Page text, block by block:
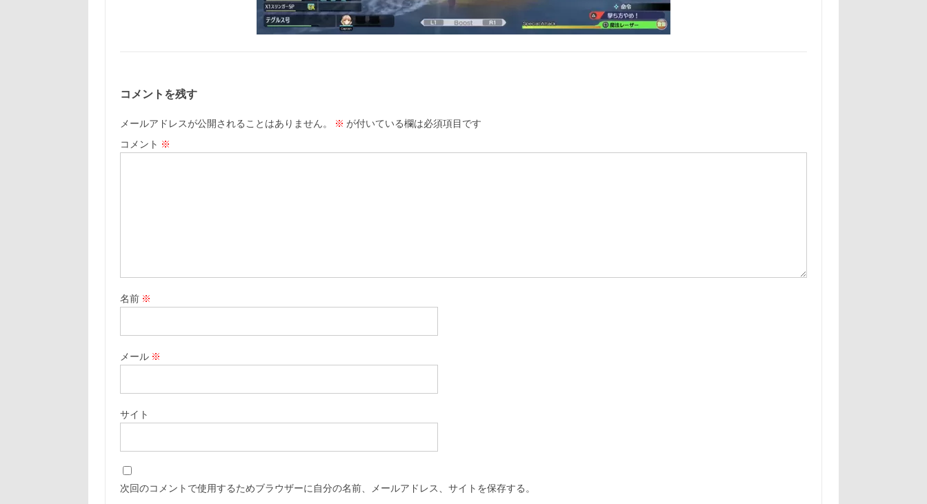
コメントを残す
メールアドレスが公開されることはありません。 ※ が付いている欄は必須項目です
コメント ※
名前 ※
メール ※
サイト
次回のコメントで使用するためブラウザーに自分の名前、メールアドレス、サイトを保存する。